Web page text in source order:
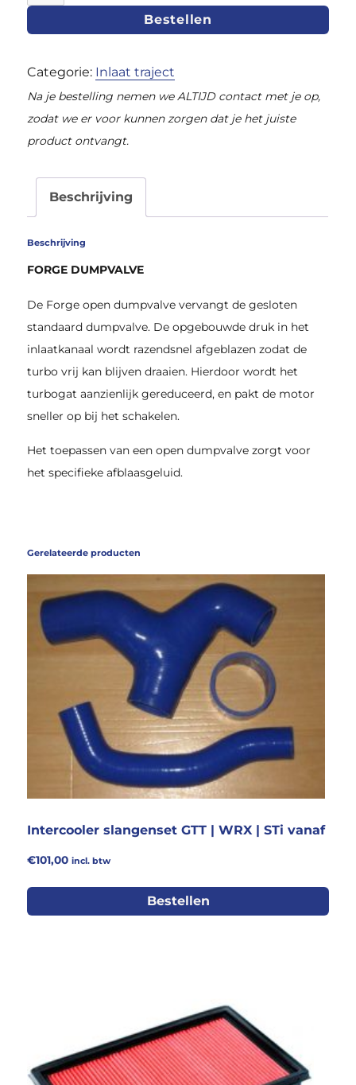
Dumpvalve
GTT
my95
>
Bestellen
Categorie: Inlaat traject
Na je bestelling nemen we ALTIJD contact met je op,
zodat we er voor kunnen zorgen dat je het juiste
product ontvangt.
Beschrijving
Beschrijving
FORGE DUMPVALVE
De Forge open dumpvalve vervangt de gesloten
standaard dumpvalve. De opgebouwde druk in het
inlaatkanaal wordt razendsnel afgeblazen zodat de
turbo vrij kan blijven draaien. Hierdoor wordt het
turbogat aanzienlijk gereduceerd, en pakt de motor
sneller op bij het schakelen.
Het toepassen van een open dumpvalve zorgt voor
het specifieke afblaasgeluid.
Gerelateerde producten
Intercooler slangenset GTT | WRX | STi vanaf
€101,00 incl. btw
Bestellen